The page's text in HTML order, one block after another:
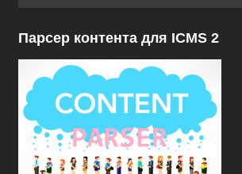
Парсер контента для ICMS 2